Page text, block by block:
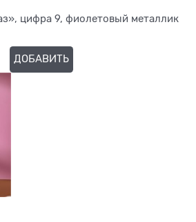
цифра 9, фиолетовый металлик
ДОБАВИТЬ